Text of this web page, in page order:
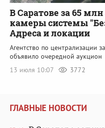
В Саратове за 65
камеры системы
Адреса и локации
Агентство по централизации
объявило очередной аукцион
13 июля 10:07
3772
ГЛАВНЫЕ НОВОСТИ